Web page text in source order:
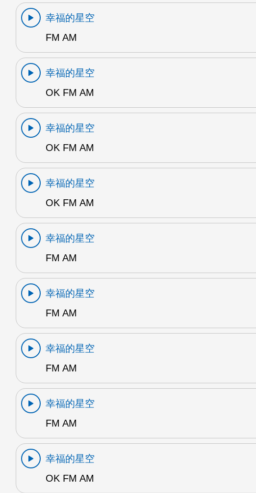
幸福的星空
FM AM
幸福的星空
OK FM AM
幸福的星空
OK FM AM
幸福的星空
OK FM AM
幸福的星空
FM AM
幸福的星空
FM AM
幸福的星空
FM AM
幸福的星空
FM AM
幸福的星空
OK FM AM